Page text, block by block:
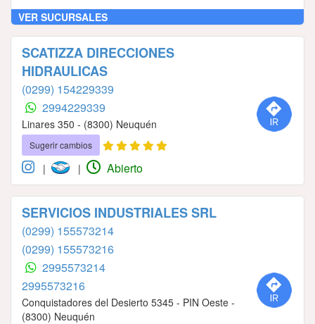
VER SUCURSALES
SCATIZZA DIRECCIONES
HIDRAULICAS
(0299) 154229339
2994229339
Linares 350 - (8300) Neuquén
Sugerir cambios
| | Abierto
SERVICIOS INDUSTRIALES SRL
(0299) 155573214
(0299) 155573216
2995573214
2995573216
Conquistadores del Desierto 5345 - PIN Oeste -
(8300) Neuquén